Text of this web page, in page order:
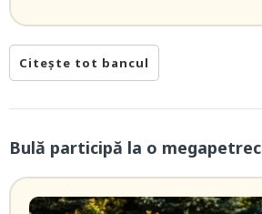
Citește tot bancul
Bulă participă la o